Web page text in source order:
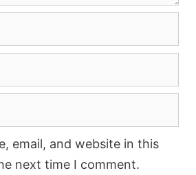
email, and website in this
next time I comment.